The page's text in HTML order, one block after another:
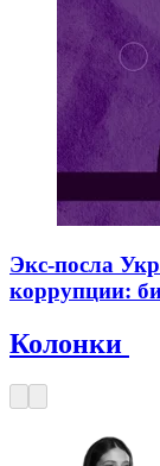
Экс-посла
коррупции:
Колонки